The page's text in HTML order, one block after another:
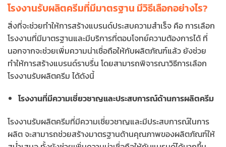
โรงงานรับผลิตครีมที่มีมาตรฐาน มีวิธีเลือกอย่างไร?
สิ่งที่จะช่วยทำให้การสร้างแบรนด์ประสบความสำเร็จ คือ การเลือก
โรงงานที่มีมาตรฐานและมีบริการที่ตอบโจทย์ความต้องการได้ ที่
นอกจากจะช่วยเพิ่มความน่าเชื่อถือให้กับผลิตภัณฑ์แล้ว ยังช่วย
ทำให้การสร้างแบรนด์ราบรื่น โดยสามารถพิจารณาวิธีการเลือก
โรงงานรับผลิตครีม ได้ดังนี้
โรงงานที่มีความเชี่ยวชาญและประสบการณ์ด้านการผลิตครีม
โรงงานรับผลิตครีมที่มีความเชี่ยวชาญและมีประสบการณ์ในการ
ผลิต จะสามารถช่วยสร้างมาตรฐานด้านคุณภาพของผลิตภัณฑ์ให้